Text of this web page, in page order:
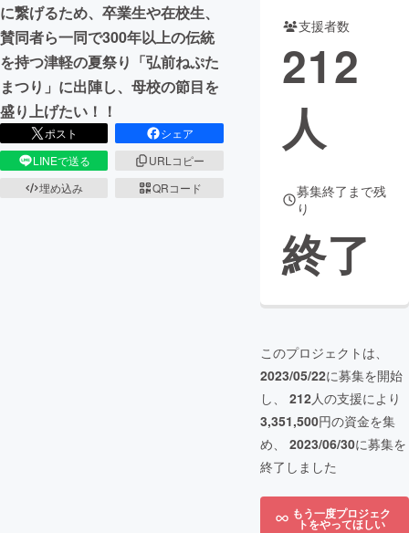
に繋げるため、卒業生や在校生、
賛同者ら一同で300年以上の伝統
を持つ津軽の夏祭り「弘前ねぷた
まつり」に出陣し、母校の節目を
盛り上げたい！！
ポスト
シェア
LINEで送る
URLコピー
埋め込み
QRコード
支援者数
212
人
募集終了まで残
り
終了
このプロジェクトは、
2023/05/22に募集を開始
し、 212人の支援により
3,351,500円の資金を集
め、 2023/06/30に募集を
終了しました
もう一度プロジェク
トをやってほしい